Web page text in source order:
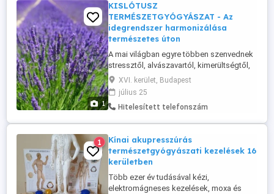
1
KISLÓTUSZ
TERMÉSZETGYÓGYÁSZAT - Az
idegrendszer harmonizálása
természetes úton
A mai világban egyre többen szenvednek
stressztől, alvászavartól, kimerültségtől,
szorongástól vagy kiégéstől. A természet
erejével újra elérhető a testi-lelki egyensúly
és a belső nyugalom. Alkalmazott
módszerek: - Reflexológia az
XVI. kerület, Budapest
július 25
Hitelesített telefonszám
1
Kínai akupresszúrás
természetgyógyászati kezelések 16
kerületben
Több ezer év tudásával kézi,
elektromágneses kezelések, moxa és